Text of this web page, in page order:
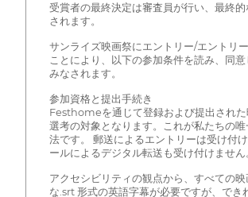
受賞者の最終決定は審査員が行い、最終
されます。
サンライズ映画祭にエントリー/エントリ
ことにより、以下の参加条件を読み、同意
みなされます。
参加資格と提出手続き
Festhomeを通じて登録および提出された
選考の対象となります。これが私たちの
法です。 郵送によるエントリーは受け付
ールによるデジタル転送も受け付けません
アクセシビリティの観点から、すべての
な.srt 形式の英語字幕が必要ですが、でき